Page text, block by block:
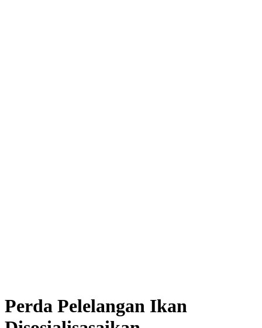
Perda Pelelangan Ikan